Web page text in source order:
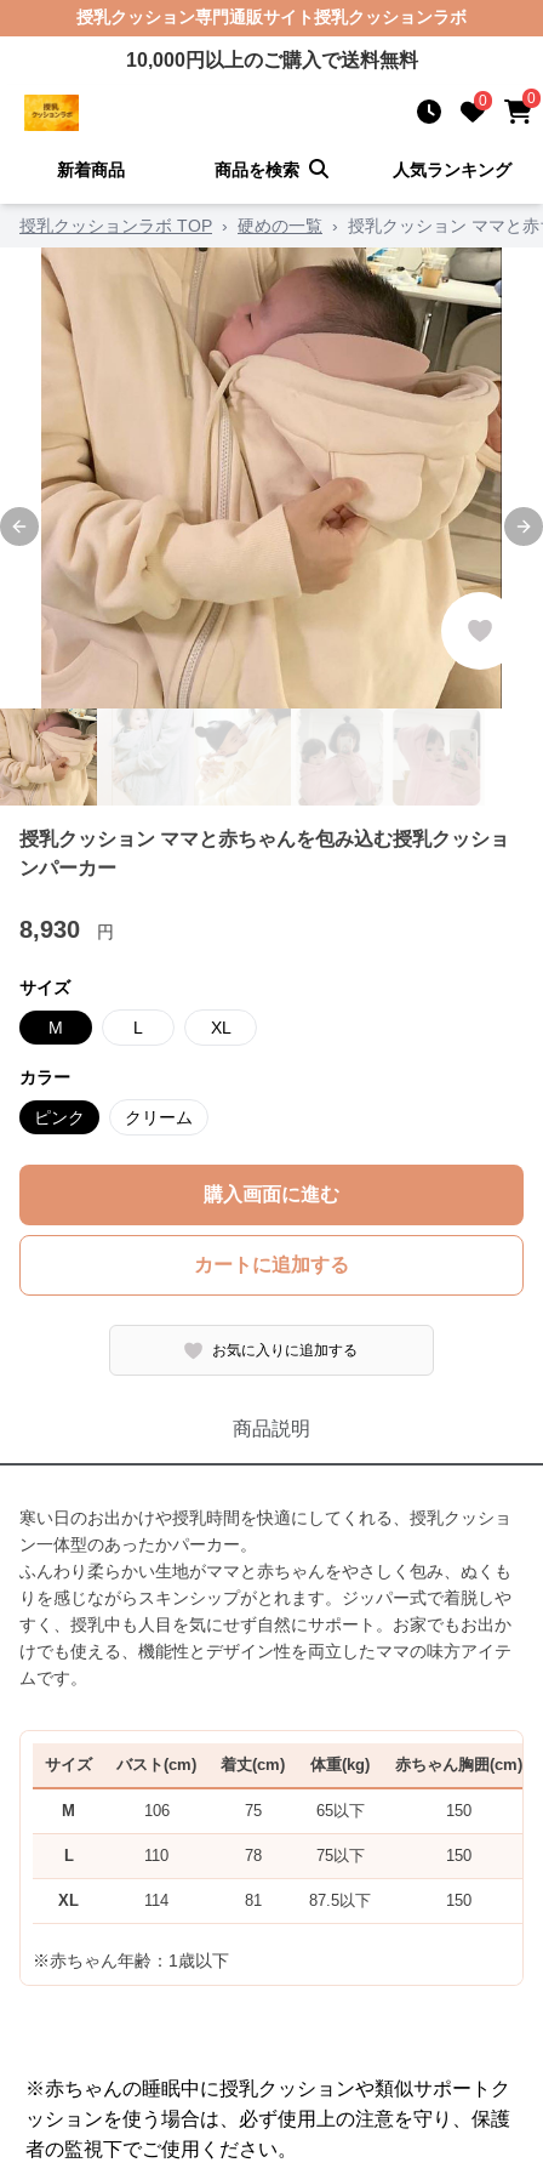
授乳クッション専門通販サイト授乳クッションラボ
10,000円以上のご購入で送料無料
0 0
新着商品 商品を検索 人気ランキング
授乳クッションラボ TOP › 硬めの一覧 › 授乳クッション ママと
Previous slide
授乳クッション ママと赤ちゃんを包み込む授乳クッショ
ンパーカー
8,930 円
サイズ
M L XL
カラー
ピンク クリーム
購入画面に進む
カートに追加する
お気に入りに追加する
商品説明
寒い日のお出かけや授乳時間を快適にしてくれる、授乳クッショ
ン一体型のあったかパーカー。
ふんわり柔らかい生地がママと赤ちゃんをやさしく包み、ぬくも
りを感じながらスキンシップがとれます。ジッパー式で着脱しや
すく、授乳中も人目を気にせず自然にサポート。お家でもお出か
けでも使える、機能性とデザイン性を両立したママの味方アイテ
ムです。
サイズ バスト(cm) 着丈(cm) 体重(kg) 赤ちゃん胸囲(cm)
M 106 75 65以下 150
L 110 78 75以下 150
XL 114 81 87.5以下 150
※赤ちゃん年齢：1歳以下
※赤ちゃんの睡眠中に授乳クッションや類似サポートク
ッションを使う場合は、必ず使用上の注意を守り、保護
者の監視下でご使用ください。